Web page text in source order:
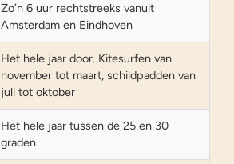
Zo’n 6 uur rechtstreeks vanuit
Amsterdam en Eindhoven
Het hele jaar door. Kitesurfen van
november tot maart, schildpadden van
juli tot oktober
Het hele jaar tussen de 25 en 30
graden